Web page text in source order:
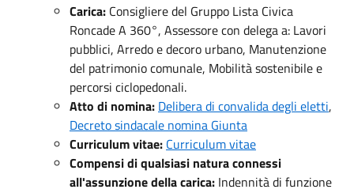
Carica: Consigliere del Gruppo Lista Civica
Roncade A 360°, Assessore con delega a: Lavori
pubblici, Arredo e decoro urbano, Manutenzione
del patrimonio comunale, Mobilità sostenibile e
percorsi ciclopedonali.
Atto di nomina: Delibera di convalida degli eletti,
Decreto sindacale nomina Giunta
Curriculum vitae: Curriculum vitae
Compensi di qualsiasi natura connessi
all'assunzione della carica: Indennità di funzione